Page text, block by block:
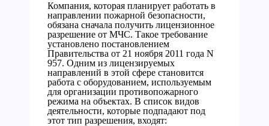
Компания, которая планирует работать в
направлении пожарной безопасности,
обязана сначала получить лицензионное
разрешение от МЧС. Такое требование
установлено постановлением
Правительства от 21 ноября 2011 года N
957. Одним из лицензируемых
направлений в этой сфере становится
работа с оборудованием, используемым
для организации противопожарного
режима на объектах. В список видов
деятельности, которые подпадают под
этот тип разрешения, входят: